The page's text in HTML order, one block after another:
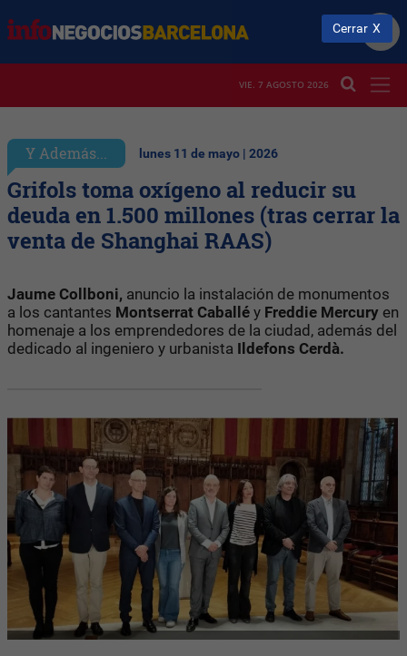
VIE. 7 AGOSTO 2026
Y Además... lunes 11 de mayo | 2026
Grifols toma oxígeno al reducir su
deuda en 1.500 millones (tras cerrar la
venta de Shanghai RAAS)
Jaume Collboni, anuncio la instalación de monumentos
a los cantantes Montserrat Caballé y Freddie Mercury en
homenaje a los emprendedores de la ciudad, además del
dedicado al ingeniero y urbanista Ildefons Cerdà.
Cerrar